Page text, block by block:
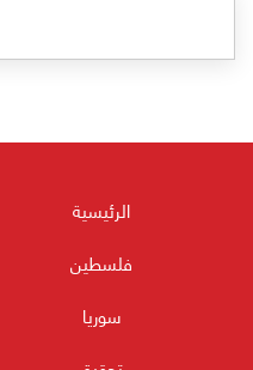
الرئيسية
فلسطين
سوريا